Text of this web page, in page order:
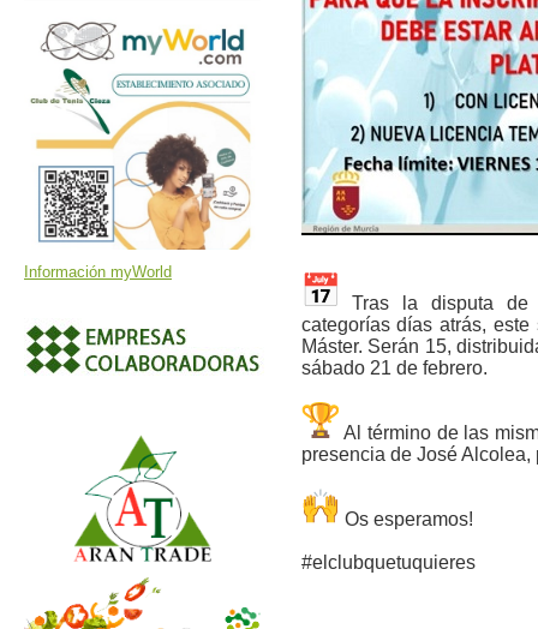
Información myWorld
Tras la disputa de
categorías días atrás,
Máster. Serán 15,
sábado 21 de febrero.
Al término de las
presencia de José
Os esperamos!
#elclubquetuquieres